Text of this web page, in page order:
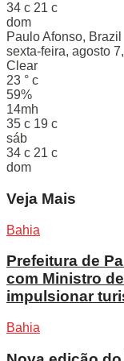
34 c 21 c
dom
Paulo Afonso, Brazil
sexta-feira, agosto
Clear
23 ° c
59%
14mh
35 c 19 c
sáb
34 c 21 c
dom
Veja Mais
Bahia
Prefeitura de
com Ministro
impulsionar
Bahia